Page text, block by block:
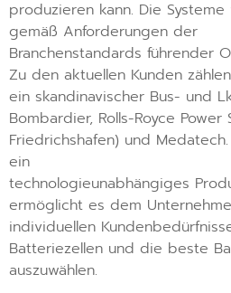
produzieren kann. Die
gemäß Anforderungen der
Branchenstandards führender
Zu den aktuellen Kunden
ein skandinavischer Bus- und
Bombardier, Rolls-Royce Power
Friedrichshafen) und
ein
technologieunabhängiges
ermöglicht es dem
individuellen
Batteriezellen und die beste
auszuwählen.